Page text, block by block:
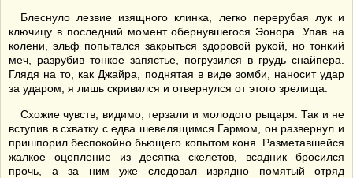
Блеснуло лезвие изящного клинка, легко перерубая лук и
ключицу в последний момент обернувшегося Эонора. Упав на
колени, эльф попытался закрыться здоровой рукой, но тонкий
меч, разрубив тонкое запястье, погрузился в грудь снайпера.
Глядя на то, как Джайра, поднятая в виде зомби, наносит удар
за ударом, я лишь скривился и отвернулся от этого зрелища.
Схожие чувств, видимо, терзали и молодого рыцаря. Так и не
вступив в схватку с едва шевелящимся Гармом, он развернул и
пришпорил беспокойно бьющего копытом коня. Разметавшейся
жалкое оцепление из десятка скелетов, всадник бросился
прочь, а за ним уже следовал изрядно помятый отряд